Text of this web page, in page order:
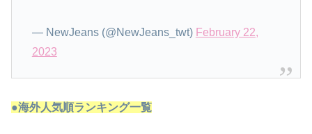
— NewJeans (@NewJeans_twt) February 22,
2023
●海外人気順ランキング一覧